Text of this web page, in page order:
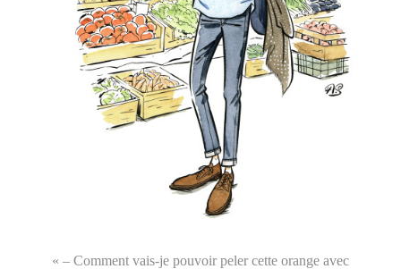
« – Comment vais-je pouvoir peler cette orange avec